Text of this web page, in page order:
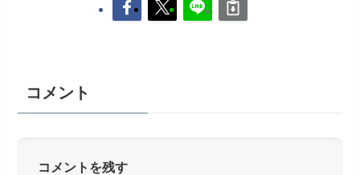
コメント
コメントを残す